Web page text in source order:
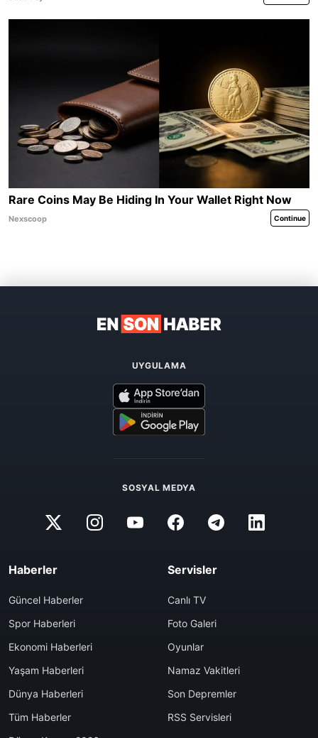
UYGULAMA
SOSYAL MEDYA
Haberler
Güncel Haberler
Spor Haberleri
Ekonomi Haberleri
Yaşam Haberleri
Dünya Haberleri
Tüm Haberler
Servisler
Canlı TV
Foto Galeri
Oyunlar
Namaz Vakitleri
Son Depremler
RSS Servisleri